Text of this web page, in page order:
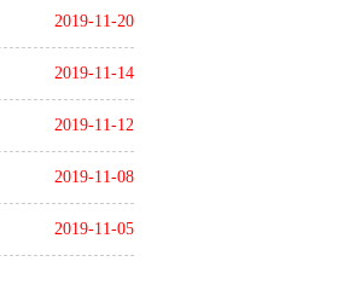
2019-11-20
2019-11-14
2019-11-12
2019-11-08
2019-11-05